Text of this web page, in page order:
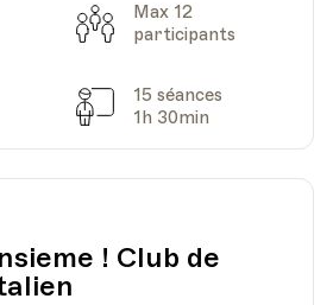
Heure
18.00
Ecole Pédagogique
33
Heure
18.00
Capacité
Max 12
participants
Séances
15 séances
1h 30min
! Club de